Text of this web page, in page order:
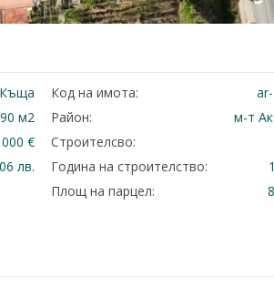
Къща
м2
€
лв.
Код на имота:
Район:
м-т
Строителсво:
Година на строителство:
Площ на парцел: